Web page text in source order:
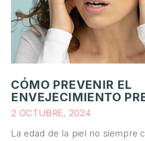
CÓMO PREVENIR EL
ENVEJECIMIENTO
2 OCTUBRE, 2024
La edad de la piel no siempre